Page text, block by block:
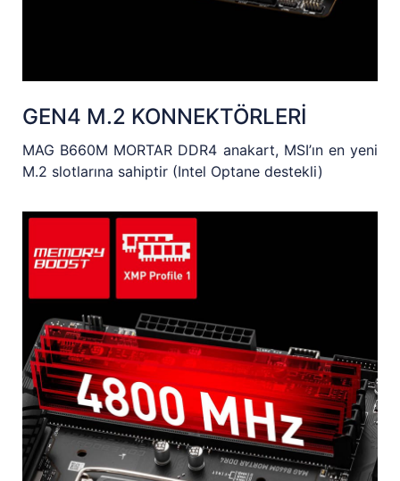
GEN4 M.2 KONNEKTÖRLERİ
MAG B660M MORTAR DDR4 anakart, MSI’ın en yeni
M.2 slotlarına sahiptir (Intel Optane destekli)